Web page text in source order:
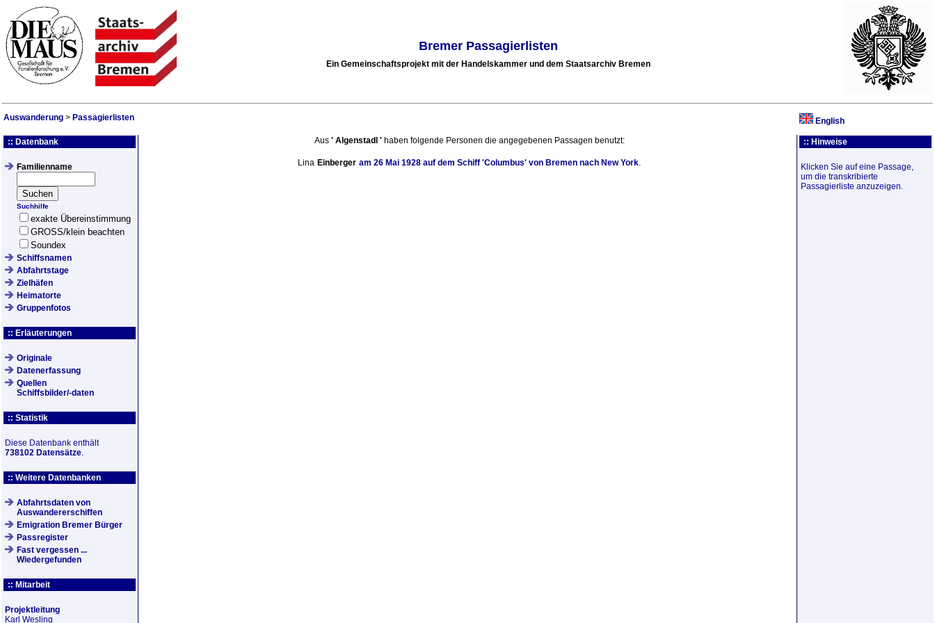
Bremer Passagierlisten
Ein Gemeinschaftsprojekt mit der Handelskammer und dem Staatsarchiv Bremen
Auswanderung > Passagierlisten English
:: Datenbank
Familienname
Suchhilfe
exakte Übereinstimmung
GROSS/klein beachten
Soundex
Schiffsnamen
Abfahrtstage
Zielhäfen
Heimatorte
Gruppenfotos
:: Erläuterungen
Originale
Datenerfassung
Quellen
Schiffsbilder/-daten
:: Statistik
Diese Datenbank enthält
738102 Datensätze.
:: Weitere Datenbanken
Abfahrtsdaten von
Auswandererschiffen
Emigration Bremer Bürger
Passregister
Fast vergessen ...
Wiedergefunden
:: Mitarbeit
Projektleitung
Karl Wesling
Aus ' Algenstadl 'haben folgende Personen die angegebenen Passagen benutzt:
Lina Einberger am 26 Mai 1928 auf dem Schiff 'Columbus' von Bremen nach New York.
:: Hinweise
Klicken Sie auf eine Passage,
um die transkribierte
Passagierliste anzuzeigen.